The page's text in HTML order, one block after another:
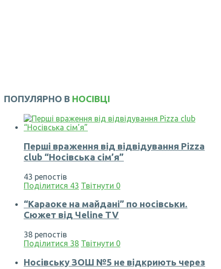
ПОПУЛЯРНО В НОСІВЦІ
Перші враження від відвідування Pizza
club “Носівська сім’я”
43 репостів
Поділитися 43 Твітнути 0
“Караоке на майдані” по носівськи.
Сюжет від Чеline TV
38 репостів
Поділитися 38 Твітнути 0
Носівську ЗОШ №5 не відкриють через